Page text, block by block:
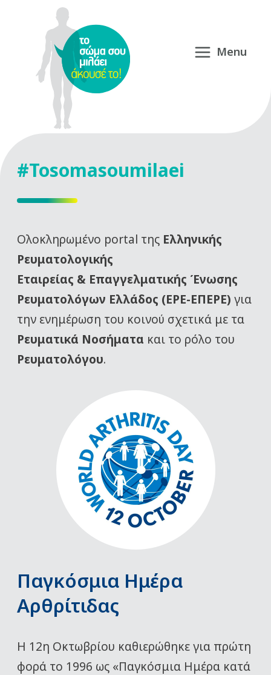
#Tosomasoumilaei
Oλοκληρωμένο portal της Ελληνικής
Ρευματολογικής
Εταιρείας & Επαγγελματικής Ένωσης
Ρευματολόγων Ελλάδος (ΕΡΕ-ΕΠΕΡΕ) για
την ενημέρωση του κοινού σχετικά με τα
Ρευματικά Νοσήματα και το ρόλο του
Ρευματολόγου.
Παγκόσμια Ημέρα
Αρθρίτιδας
Η 12η Οκτωβρίου καθιερώθηκε για πρώτη
φορά το 1996 ως «Παγκόσμια Ημέρα κατά